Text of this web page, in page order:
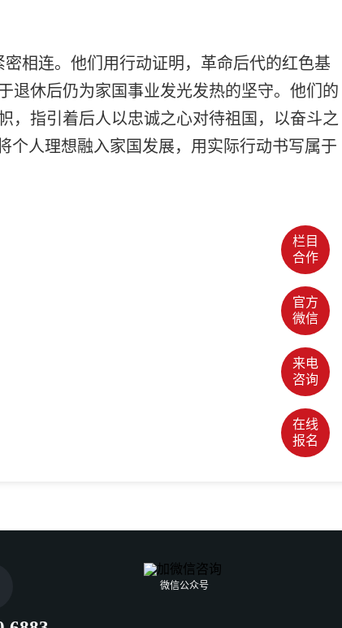
相连。他们用行动证明，革命后代的红色基
退休后仍为家国事业发光发热的坚守。他们的
，指引着后人以忠诚之心对待祖国，以奋斗之
个人理想融入家国发展，用实际行动书写属于
微信公众号
栏目
合作
官方
微信
来电
咨询
在线
报名